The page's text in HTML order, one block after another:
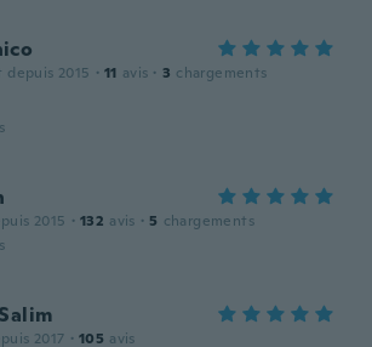
depuis 2015 · 11 avis · 3 chargements
2015 · 132 avis · 5 chargements
2017 · 105 avis